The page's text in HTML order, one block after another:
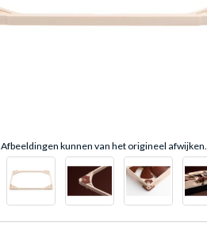
Afbeeldingen kunnen van het origineel afwijken.